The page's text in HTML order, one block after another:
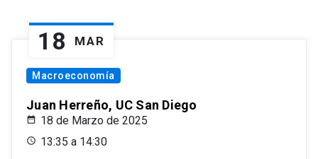
18 MAR
Macroeconomía
Juan Herreño, UC San Diego
18 de Marzo de 2025
13:35 a 14:30